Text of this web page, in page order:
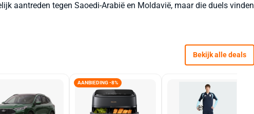
aantreden tegen Saoedi-Arabië en Moldavië, maar die duels vinden
Bekijk alle deals
AANBIEDING -8%